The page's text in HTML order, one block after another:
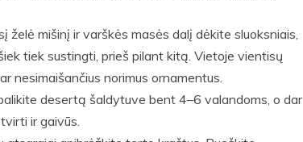
želė mišinį ir varškės masės dalį dėkite sluoksniais,
tiek sustingti, prieš pilant kitą. Vietoje vientisų
nesimaišančius norimus ornamentus.
desertą šaldytuve bent 4–6 valandoms, o dar
ir gaivūs.